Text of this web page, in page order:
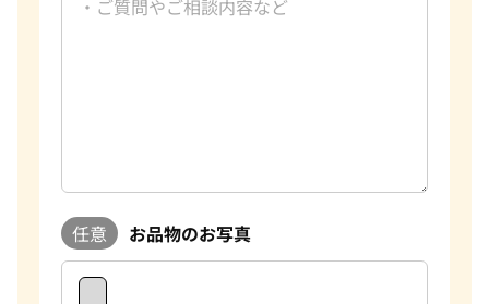
任意 お品物のお写真